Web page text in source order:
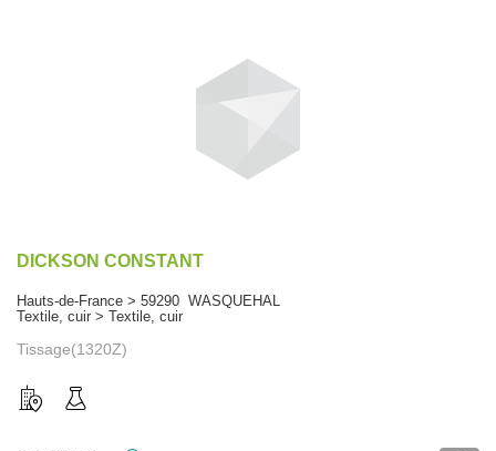
DICKSON CONSTANT
Hauts-de-France > 59290 WASQUEHAL
Textile, cuir > Textile, cuir
Tissage(1320Z)